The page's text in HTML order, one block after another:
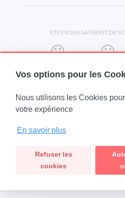
Vos options pour les
Nous utilisons les Cookies
votre expérience
En savoir plus
Refuser les
cookies
ETES VOUS SATISFAIT DE